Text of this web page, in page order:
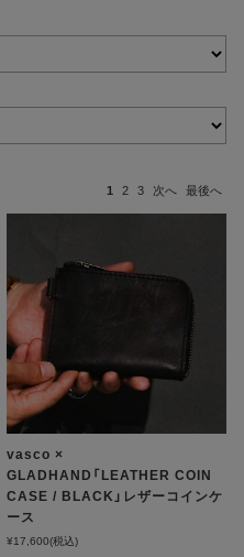
1 2 3 次へ 最後へ
vasco ×
GLADHAND「LEATHER COIN
CASE / BLACK」レザーコインケ
ース
¥17,600(税込)